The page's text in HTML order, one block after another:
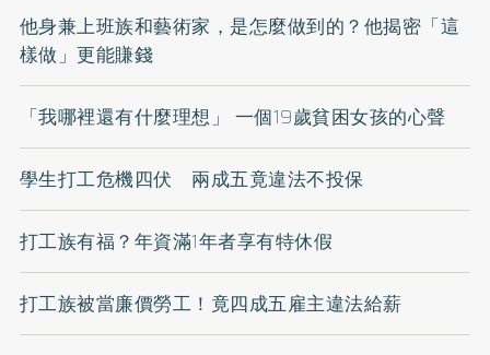
他身兼上班族和藝術家，是怎麼做到的？他揭密「這
樣做」更能賺錢
「我哪裡還有什麼理想」 一個19歲貧困女孩的心聲
學生打工危機四伏 兩成五竟違法不投保
打工族有福？年資滿1年者享有特休假
打工族被當廉價勞工！竟四成五雇主違法給薪